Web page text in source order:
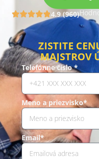
4.9 (960)
ZISTITE
MAJSTROV
Telefónne číslo *
Meno a priezvisko*
Email*